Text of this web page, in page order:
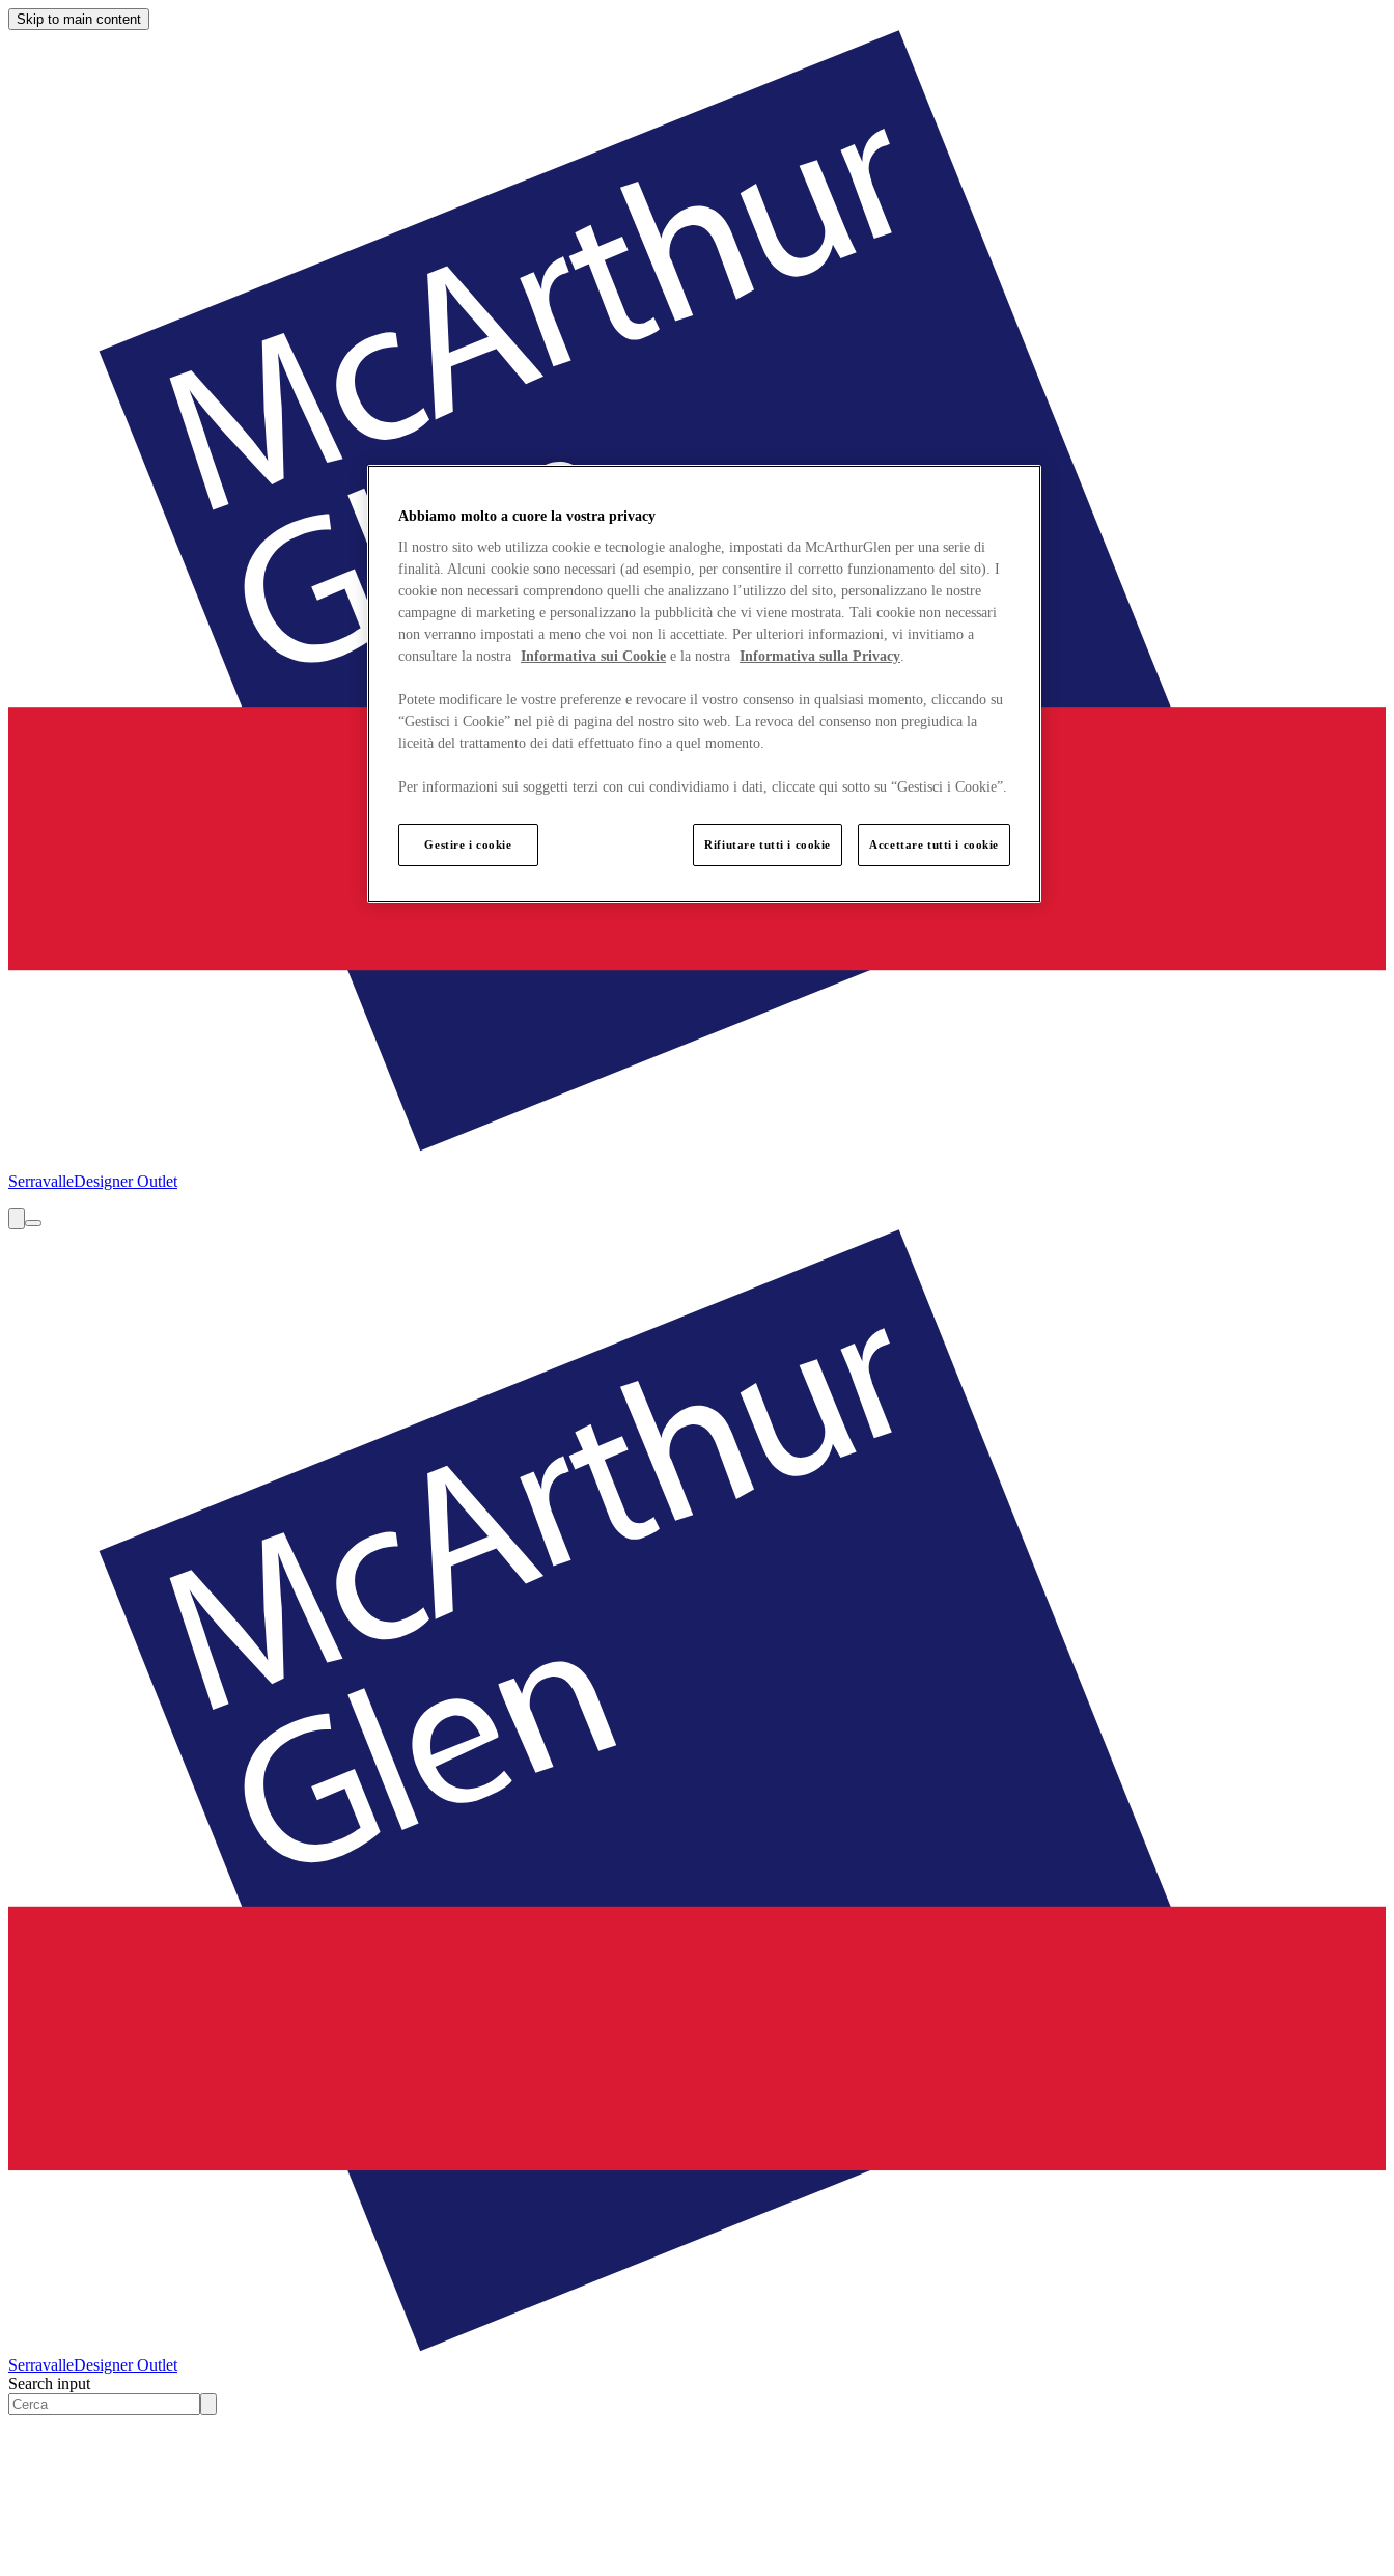
Skip to main content
SerravalleDesigner Outlet
SerravalleDesigner Outlet
Search input
Abbiamo molto a cuore la vostra privacy
Il nostro sito web utilizza cookie e tecnologie analoghe, impostati da McArthurGlen per una serie di
finalità. Alcuni cookie sono necessari (ad esempio, per consentire il corretto funzionamento del sito). I
cookie non necessari comprendono quelli che analizzano l’utilizzo del sito, personalizzano le nostre
campagne di marketing e personalizzano la pubblicità che vi viene mostrata. Tali cookie non necessari
non verranno impostati a meno che voi non li accettiate. Per ulteriori informazioni, vi invitiamo a
consultare la nostra Informativa sui Cookie e la nostra Informativa sulla Privacy.
Potete modificare le vostre preferenze e revocare il vostro consenso in qualsiasi momento, cliccando su
“Gestisci i Cookie” nel piè di pagina del nostro sito web. La revoca del consenso non pregiudica la
liceità del trattamento dei dati effettuato fino a quel momento.
Per informazioni sui soggetti terzi con cui condividiamo i dati, cliccate qui sotto su “Gestisci i Cookie”.
Gestire i cookie Rifiutare tutti i cookie Accettare tutti i cookie